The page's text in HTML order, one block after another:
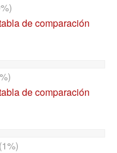
de comparación
de comparación
(1%)